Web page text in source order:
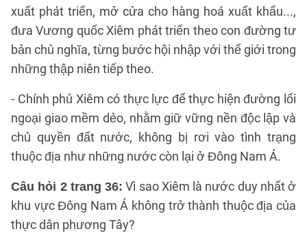
xuất phát triển, mở cửa cho hàng hoá xuất khẩu...,
đưa Vương quốc Xiêm phát triển theo con đường tư
bản chủ nghĩa, từng bước hội nhập với thế giới trong
những thập niên tiếp theo.
- Chính phủ Xiêm có thực lực để thực hiện đường lối
ngoại giao mềm dẻo, nhằm giữ vững nền độc lập và
chủ quyền đất nước, không bị rơi vào tình trạng
thuộc địa như những nước còn lại ở Đông Nam Á.
Câu hỏi 2 trang 36: Vì sao Xiêm là nước duy nhất ở
khu vực Đông Nam Á không trở thành thuộc địa của
thực dân phương Tây?